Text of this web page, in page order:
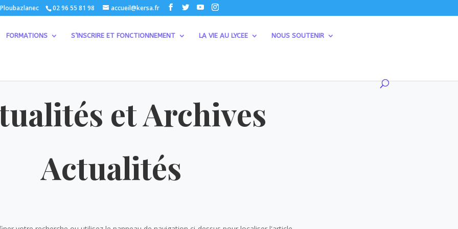
02 96 55 81 98 accueil@kersa.fr
FORMATIONS S’INSCRIRE ET FONCTIONNEMENT LA VIE AU LYCEE NOUS SOUTENIR
et Archives
Actualités